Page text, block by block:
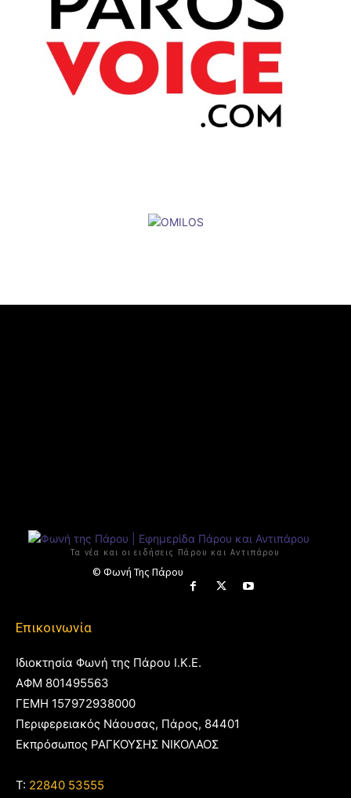
Τα νέα και οι ειδήσεις Πάρου και Αντιπάρου
© Φωνή Της Πάρου
Επικοινωνία
Ιδιοκτησία Φωνή της Πάρου Ι.Κ.Ε.
ΑΦΜ 801495563
ΓΕΜΗ 157972938000
Περιφερειακός Νάουσας, Πάρος, 84401
Εκπρόσωπος ΡΑΓΚΟΥΣΗΣ ΝΙΚΟΛΑΟΣ
T: 22840 53555